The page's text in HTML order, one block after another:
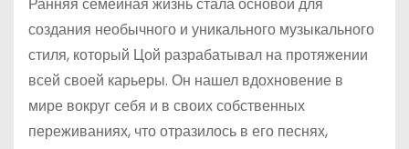
создания необычного и уникального музыкального
стиля, который Цой разрабатывал на протяжении
всей своей карьеры. Он нашел вдохновение в
мире вокруг себя и в своих собственных
переживаниях, что отразилось в его песнях,